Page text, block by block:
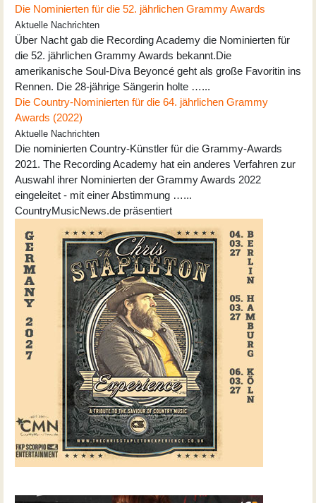
Die Nominierten für die 52. jährlichen Grammy Awards
Aktuelle Nachrichten
Über Nacht gab die Recording Academy die Nominierten für
die 52. jährlichen Grammy Awards bekannt.Die
amerikanische Soul-Diva Beyoncé geht als große Favoritin ins
Rennen. Die 28-jährige Sängerin holte …...
Die Country-Nominierten für die 64. jährlichen Grammy
Awards (2022)
Aktuelle Nachrichten
Die nominierten Country-Künstler für die Grammy-Awards
2021. The Recording Academy hat ein anderes Verfahren zur
Auswahl ihrer Nominierten der Grammy Awards 2022
eingeleitet - mit einer Abstimmung …...
CountryMusicNews.de präsentiert